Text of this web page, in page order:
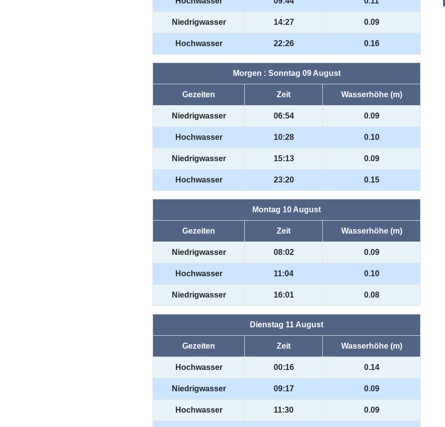
Niedrigwasser 14:27 0.09
Hochwasser 22:26 0.16
Morgen : Sonntag 09 August
Gezeiten Zeit Wasserhöhe (m)
Niedrigwasser 06:54 0.09
Hochwasser 10:28 0.10
Niedrigwasser 15:13 0.09
Hochwasser 23:20 0.15
Montag 10 August
Gezeiten Zeit Wasserhöhe (m)
Niedrigwasser 08:02 0.09
Hochwasser 11:04 0.10
Niedrigwasser 16:01 0.08
Dienstag 11 August
Gezeiten Zeit Wasserhöhe (m)
Hochwasser 00:16 0.14
Niedrigwasser 09:17 0.09
Hochwasser 11:30 0.09